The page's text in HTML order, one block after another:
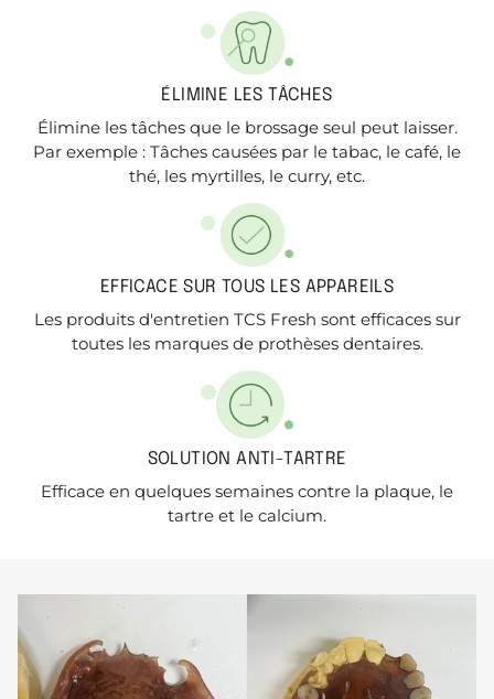
ÉLIMINE LES TÂCHES
Élimine les tâches que le brossage seul peut laisser.
Par exemple : Tâches causées par le tabac, le café, le
thé, les myrtilles, le curry, etc.
EFFICACE SUR TOUS LES APPAREILS
Les produits d'entretien TCS Fresh sont efficaces sur
toutes les marques de prothèses dentaires.
SOLUTION ANTI-TARTRE
Efficace en quelques semaines contre la plaque, le
tartre et le calcium.